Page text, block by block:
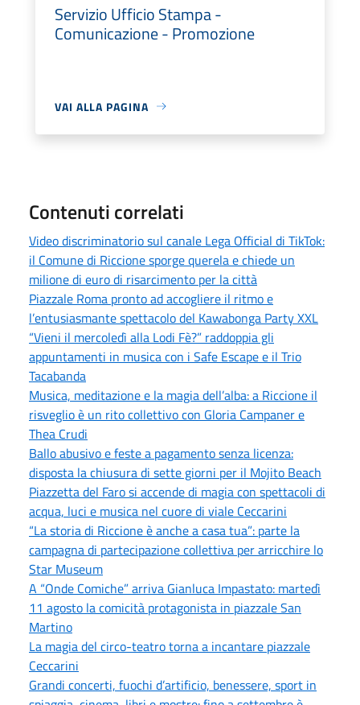
Servizio Ufficio Stampa -
Comunicazione - Promozione
VAI ALLA PAGINA
Contenuti correlati
Video discriminatorio sul canale Lega Official di TikTok:
il Comune di Riccione sporge querela e chiede un
milione di euro di risarcimento per la città
Piazzale Roma pronto ad accogliere il ritmo e
l’entusiasmante spettacolo del Kawabonga Party XXL
“Vieni il mercoledì alla Lodi Fè?” raddoppia gli
appuntamenti in musica con i Safe Escape e il Trio
Tacabanda
Musica, meditazione e la magia dell’alba: a Riccione il
risveglio è un rito collettivo con Gloria Campaner e
Thea Crudi
Ballo abusivo e feste a pagamento senza licenza:
disposta la chiusura di sette giorni per il Mojito Beach
Piazzetta del Faro si accende di magia con spettacoli di
acqua, luci e musica nel cuore di viale Ceccarini
“La storia di Riccione è anche a casa tua”: parte la
campagna di partecipazione collettiva per arricchire lo
Star Museum
A “Onde Comiche” arriva Gianluca Impastato: martedì
11 agosto la comicità protagonista in piazzale San
Martino
La magia del circo-teatro torna a incantare piazzale
Ceccarini
Grandi concerti, fuochi d’artificio, benessere, sport in